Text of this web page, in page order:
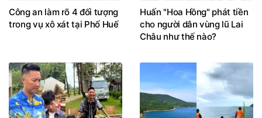
Công an làm rõ 4 đối tượng
trong vụ xô xát tại Phố Huế
Huấn "Hoa Hồng" phát tiền
cho người dân vùng lũ Lai
Châu như thế nào?